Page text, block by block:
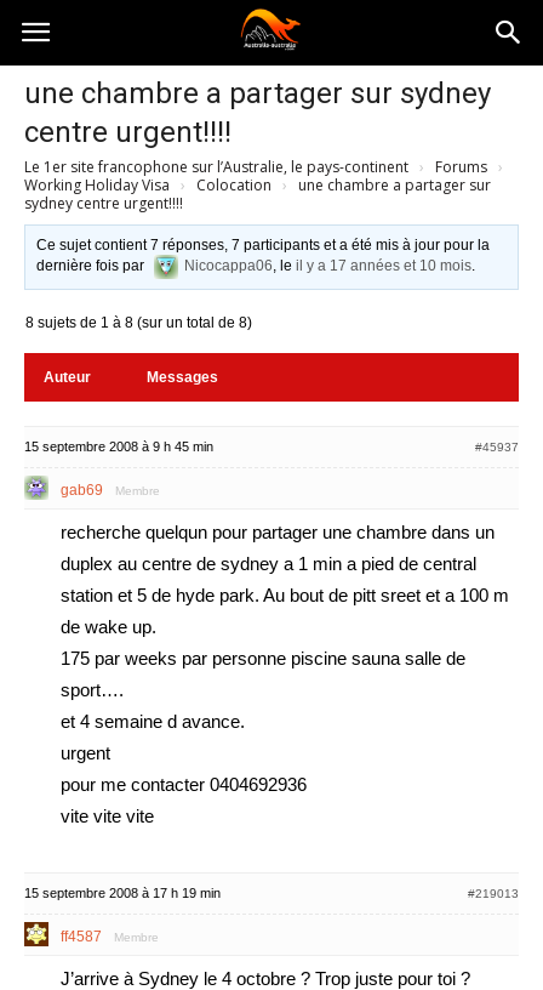
Australia-
australie.com
une chambre a partager sur sydney
centre urgent!!!!
Le 1er site francophone sur l’Australie, le pays-continent › Forums ›
Working Holiday Visa › Colocation ›
une chambre a partager sur
sydney centre urgent!!!!
Ce sujet contient 7 réponses, 7 participants et a été mis à jour pour la
dernière fois par
Nicocappa06, leil y a 17 années et 10 mois.
8 sujets de 1 à 8 (sur un total de 8)
Auteur Messages
15 septembre 2008 à 9 h 45 min #45937
gab69 Membre
recherche quelqun pour partager une chambre dans un
duplex au centre de sydney a 1 min a pied de central
station et 5 de hyde park. Au bout de pitt sreet et a 100 m
de wake up.
175 par weeks par personne piscine sauna salle de
sport….
et 4 semaine d avance.
urgent
pour me contacter 0404692936
vite vite vite
15 septembre 2008 à 17 h 19 min #219013
ff4587 Membre
J’arrive à Sydney le 4 octobre ? Trop juste pour toi ?